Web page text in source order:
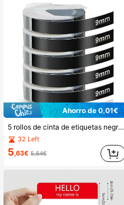
Ahorro de 0,01€
5 rollos de cinta de etiquetas negras en relieve compatibles con etiquetadoras Dymo, etiquetas de plástico 3D de 3/8 de pulgada, adecuadas para Dymo Organizer Xpress 12965 DYM 12966 Office Mate II, etiquetas autoadhesivas en relieve, útiles escolares
32 Left
5 ,63€ 5,64€